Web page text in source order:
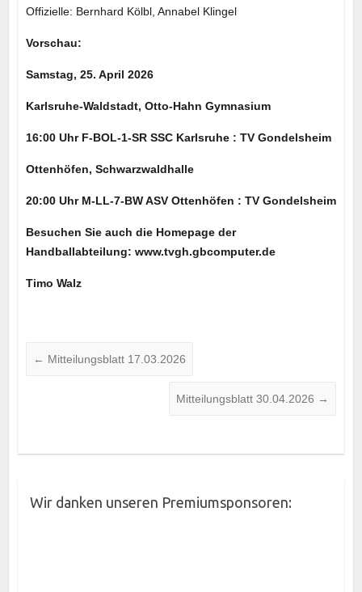
Offizielle: Bernhard Kölbl, Annabel Klingel
Vorschau:
Samstag, 25. April 2026
Karlsruhe-Waldstadt, Otto-Hahn Gymnasium
16:00 Uhr F-BOL-1-SR SSC Karlsruhe : TV Gondelsheim
Ottenhöfen, Schwarzwaldhalle
20:00 Uhr M-LL-7-BW ASV Ottenhöfen : TV Gondelsheim
Besuchen Sie auch die Homepage der
Handballabteilung: www.tvgh.gbcomputer.de
Timo Walz
← Mitteilungsblatt 17.03.2026
Mitteilungsblatt 30.04.2026 →
Wir danken unseren Premiumsponsoren: